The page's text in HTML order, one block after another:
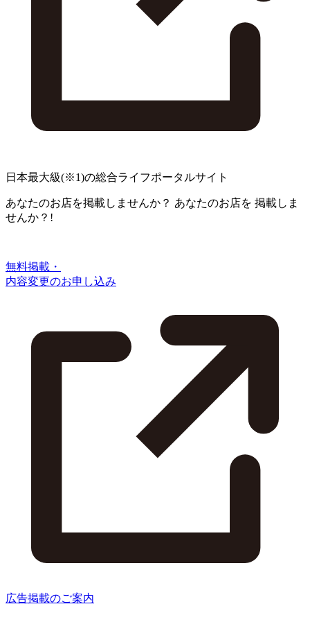
日本最大級(※1)の総合ライフポータルサイト
あなたのお店を掲載しませんか？ あなたのお店を 掲載しま
せんか？!
無料掲載・
内容変更のお申し込み
広告掲載のご案内